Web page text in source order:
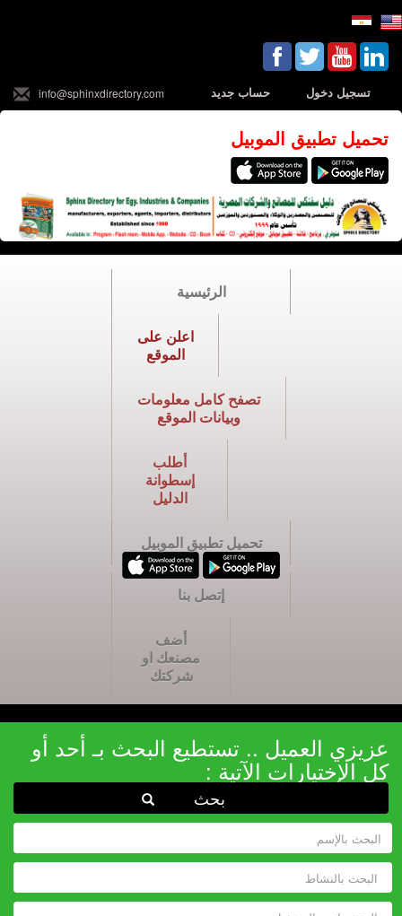
تسجيل دخول حساب جديد info@sphinxdirectory.com
تحميل تطبيق الموبيل
الرئيسية
اعلن على
الموقع
تصفح كامل معلومات
وبيانات الموقع
أطلب
إسطوانة
الدليل
تحميل تطبيق الموبيل
إتصل بنا
أضف
مصنعك او
شركتك
عزيزي العميل .. تستطيع البحث بـ أحد أو
كل الإختيارات الآتية :